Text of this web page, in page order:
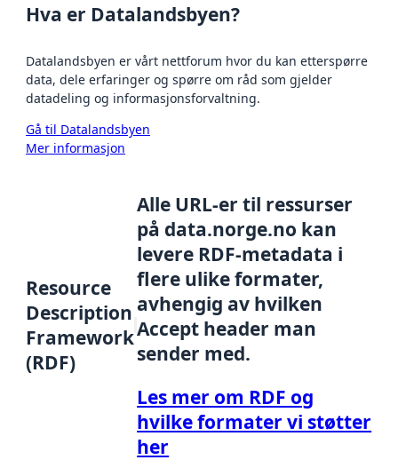
Hva er Datalandsbyen?
Datalandsbyen er vårt nettforum hvor du kan etterspørre
data, dele erfaringer og spørre om råd som gjelder
datadeling og informasjonsforvaltning.
Gå til Datalandsbyen
Mer informasjon
Resource
Description
Framework
(RDF)
Alle URL-er til ressurser
på data.norge.no kan
levere RDF-metadata i
flere ulike formater,
avhengig av hvilken
Accept header man
sender med.
Les mer om RDF og
hvilke formater vi støtter
her